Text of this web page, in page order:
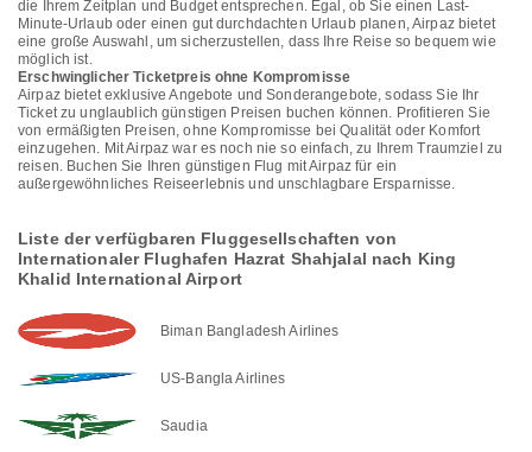
die Ihrem Zeitplan und Budget entsprechen. Egal, ob Sie einen Last-
Minute-Urlaub oder einen gut durchdachten Urlaub planen, Airpaz bietet
eine große Auswahl, um sicherzustellen, dass Ihre Reise so bequem wie
möglich ist.
Erschwinglicher Ticketpreis ohne Kompromisse
Airpaz bietet exklusive Angebote und Sonderangebote, sodass Sie Ihr
Ticket zu unglaublich günstigen Preisen buchen können. Profitieren Sie
von ermäßigten Preisen, ohne Kompromisse bei Qualität oder Komfort
einzugehen. Mit Airpaz war es noch nie so einfach, zu Ihrem Traumziel zu
reisen. Buchen Sie Ihren günstigen Flug mit Airpaz für ein
außergewöhnliches Reiseerlebnis und unschlagbare Ersparnisse.
Liste der verfügbaren Fluggesellschaften von
Internationaler Flughafen Hazrat Shahjalal nach King
Khalid International Airport
Biman Bangladesh Airlines
US-Bangla Airlines
Saudia